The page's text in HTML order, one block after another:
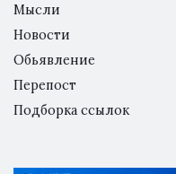
Мысли
Новости
Обьявление
Перепост
Подборка ссылок